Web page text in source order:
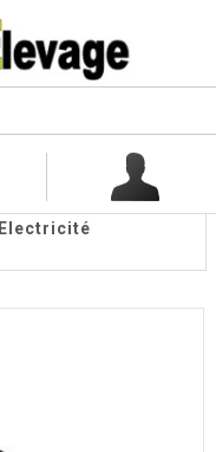
Electricité